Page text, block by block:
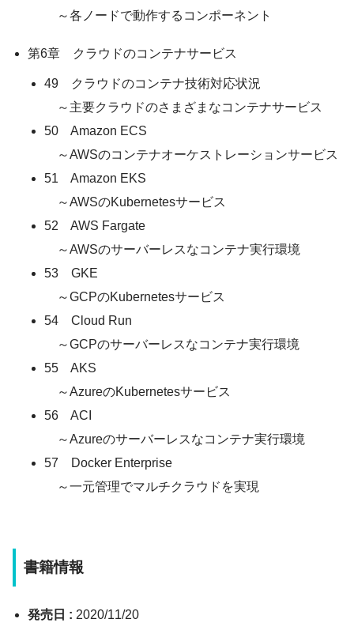
～各ノードで動作するコンポーネント
第6章 クラウドのコンテナサービス
49 クラウドのコンテナ技術対応状況
～主要クラウドのさまざまなコンテナサービス
50 Amazon ECS
～AWSのコンテナオーケストレーションサービス
51 Amazon EKS
～AWSのKubernetesサービス
52 AWS Fargate
～AWSのサーバーレスなコンテナ実行環境
53 GKE
～GCPのKubernetesサービス
54 Cloud Run
～GCPのサーバーレスなコンテナ実行環境
55 AKS
～AzureのKubernetesサービス
56 ACI
～Azureのサーバーレスなコンテナ実行環境
57 Docker Enterprise
～一元管理でマルチクラウドを実現
書籍情報
発売日 : 2020/11/20